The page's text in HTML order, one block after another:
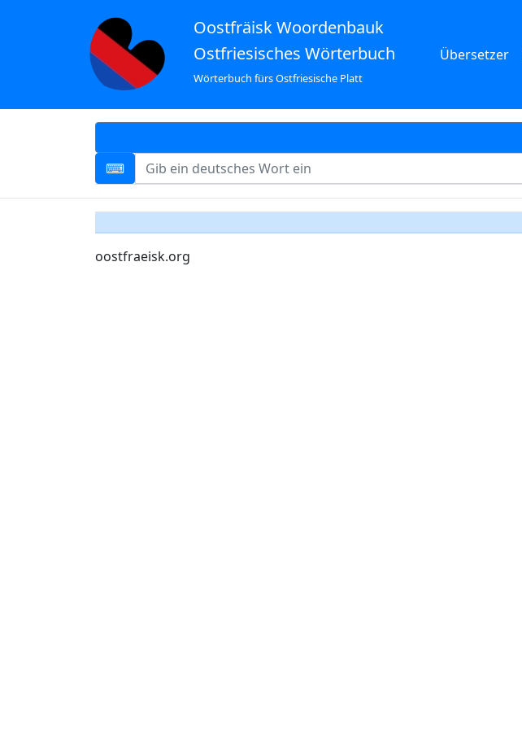
Oostfräisk Woordenbauk
Ostfriesisches Wörterbuch
Wörterbuch fürs Ostfriesische Platt
Übersetzer
oostfraeisk.org